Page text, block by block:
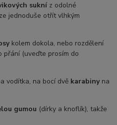
sukní z odolné
jednoduše otřít vlhkým
kolem dokola, nebo rozdělení
přání (uveďte prosím do
vodítka, na bocí dvě karabinyna
gumou (dírky a knoflík), takže